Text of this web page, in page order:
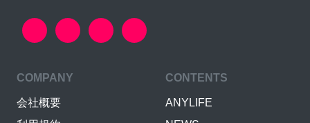
COMPANY
会社概要
CONTENTS
ANYLIFE